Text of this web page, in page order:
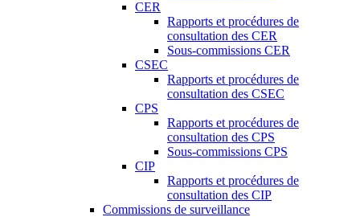
CER
Rapports et procédures de
consultation des CER
Sous-commissions CER
CSEC
Rapports et procédures de
consultation des CSEC
CPS
Rapports et procédures de
consultation des CPS
Sous-commissions CPS
CIP
Rapports et procédures de
consultation des CIP
Commissions de surveillance